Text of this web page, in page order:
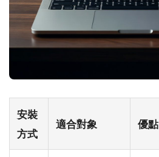
安裝
方式
適合對象 優點